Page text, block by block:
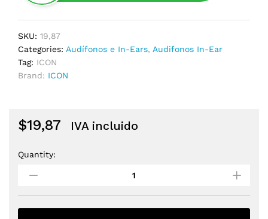
SKU: 19,87
Categories: Audífonos e In-Ears, Audifonos In-Ear
Tag: ICON
Brand: ICON
$19,87 IVA incluido
AUDIFONO
ICON
ELEMENT
Quantity: